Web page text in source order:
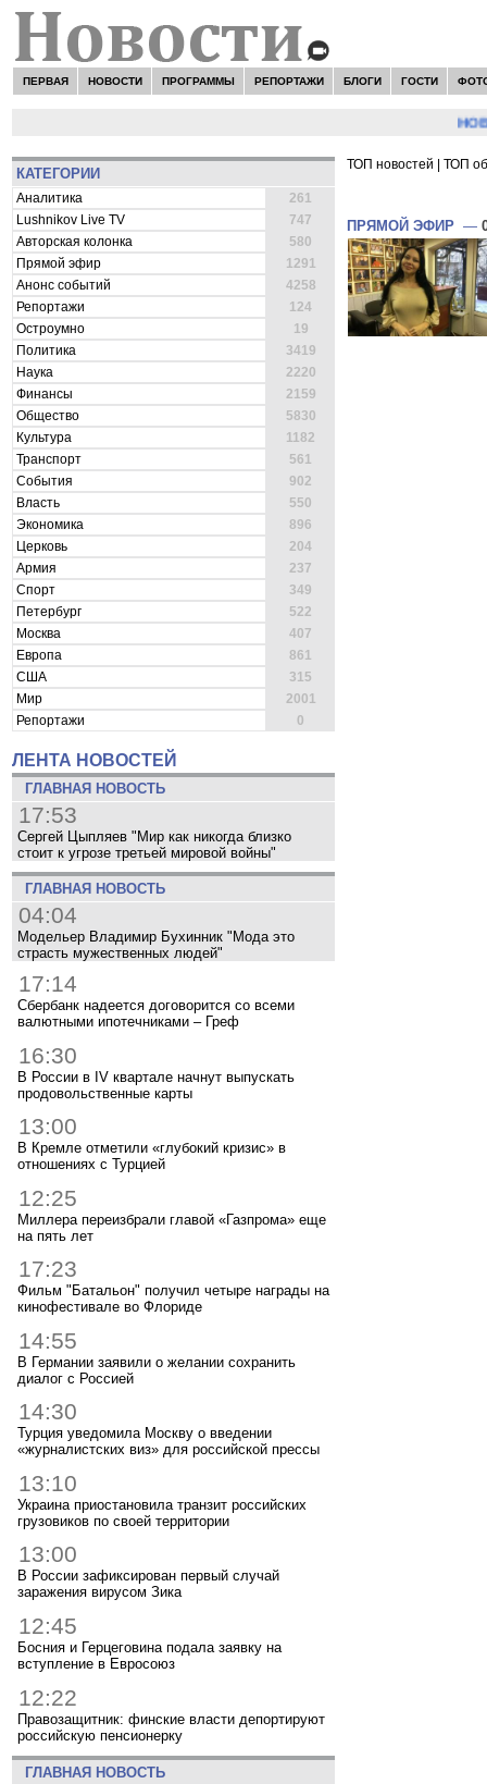
ПЕРВАЯ НОВОСТИ ПРОГРАММЫ РЕПОРТАЖИ БЛОГИ ГОСТИ
КАТЕГОРИИ
Аналитика
261
Lushnikov Live TV
747
Авторская колонка
580
Прямой эфир
1291
Анонс событий
4258
Репортажи
124
Остроумно
19
Политика
3419
Наука
2220
Финансы
2159
Общество
5830
Культура
1182
Транспорт
561
События
902
Власть
550
Экономика
896
Церковь
204
Армия
237
Спорт
349
Петербург
522
Москва
407
Европа
861
США
315
Мир
2001
Репортажи
0
ЛЕНТА НОВОСТЕЙ
ГЛАВНАЯ НОВОСТЬ
17:53
Сергей Цыпляев "Мир как никогда близко
стоит к угрозе третьей мировой войны"
ГЛАВНАЯ НОВОСТЬ
04:04
Модельер Владимир Бухинник "Мода это
страсть мужественных людей"
17:14
Сбербанк надеется договорится со всеми
валютными ипотечниками – Греф
16:30
В России в IV квартале начнут выпускать
продовольственные карты
13:00
В Кремле отметили «глубокий кризис» в
отношениях с Турцией
12:25
Миллера переизбрали главой «Газпрома» еще
на пять лет
17:23
Фильм "Батальон" получил четыре награды на
кинофестивале во Флориде
14:55
В Германии заявили о желании сохранить
диалог с Россией
14:30
Турция уведомила Москву о введении
«журналистских виз» для российской прессы
13:10
Украина приостановила транзит российских
грузовиков по своей территории
13:00
В России зафиксирован первый случай
заражения вирусом Зика
12:45
Босния и Герцеговина подала заявку на
вступление в Евросоюз
12:22
Правозащитник: финские власти депортируют
российскую пенсионерку
ГЛАВНАЯ НОВОСТЬ
ТОП новостей ТОП
ПРЯМОЙ ЭФИР —